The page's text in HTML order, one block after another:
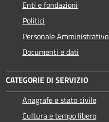
Enti e fondazioni
Politici
Personale Amministrativo
Documenti e dati
CATEGORIE DI SERVIZIO
Anagrafe e stato civile
Cultura e tempo libero